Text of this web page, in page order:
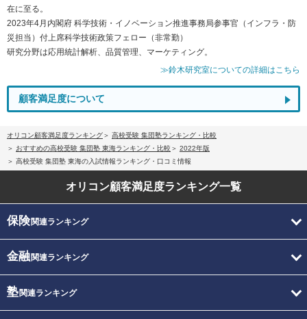
在に至る。
2023年4月内閣府 科学技術・イノベーション推進事務局参事官（インフラ・防
災担当）付上席科学技術政策フェロー（非常勤）
研究分野は応用統計解析、品質管理、マーケティング。
≫鈴木研究室についての詳細はこちら
顧客満足度について
オリコン顧客満足度ランキング
高校受験 集団塾ランキング・比較
おすすめの高校受験 集団塾 東海ランキング・比較
2022年版
高校受験 集団塾 東海の入試情報ランキング・口コミ情報
オリコン顧客満足度ランキング一覧
保険関連ランキング
金融関連ランキング
塾関連ランキング